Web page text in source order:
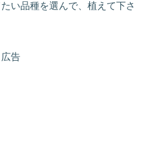
い品種を選んで、植えて下さ
広告